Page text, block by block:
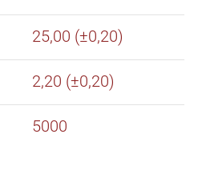
25,00 (±0,20)
2,20 (±0,20)
5000